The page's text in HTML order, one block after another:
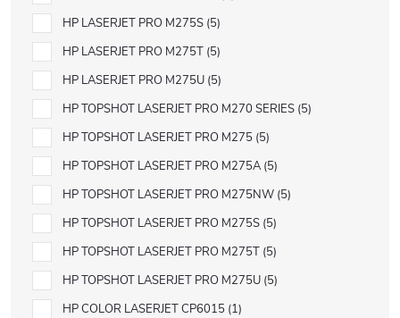
HP LASERJET PRO M275S 5
HP LASERJET PRO M275T 5
HP LASERJET PRO M275U 5
HP TOPSHOT LASERJET PRO M270 SERIES 5
HP TOPSHOT LASERJET PRO M275 5
HP TOPSHOT LASERJET PRO M275A 5
HP TOPSHOT LASERJET PRO M275NW 5
HP TOPSHOT LASERJET PRO M275S 5
HP TOPSHOT LASERJET PRO M275T 5
HP TOPSHOT LASERJET PRO M275U 5
HP COLOR LASERJET CP6015 1